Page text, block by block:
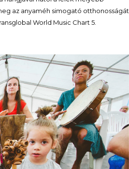
az anyaméh simogató otthonosságát
World Music Chart 5.